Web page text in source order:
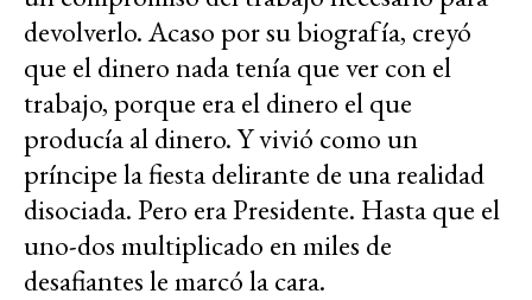
devolverlo. Acaso por su biografía, creyó
que el dinero nada tenía que ver con el
trabajo, porque era el dinero el que
producía al dinero. Y vivió como un
príncipe la fiesta delirante de una realidad
disociada. Pero era Presidente. Hasta que el
uno-dos multiplicado en miles de
desafiantes le marcó la cara.